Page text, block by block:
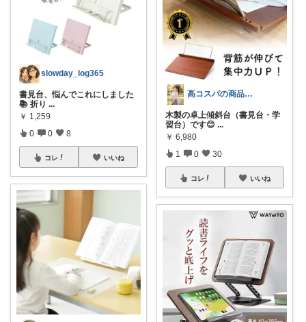
slowday_log365
書見台、悩んでこれにしました
📚 折り ...
￥ 1,259
0 0 8
コレ いいね
高コスパの商品を紹介します✨
木製の卓上傾斜台（書見台・学
習台）です😊 ...
￥ 6,980
1 0 30
コレ いいね